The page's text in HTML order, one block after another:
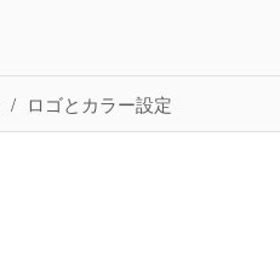
ロゴとカラー設定